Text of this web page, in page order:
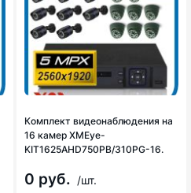
Комплект видеонаблюдения на
16 камер XMEye-
KIT1625AHD750PB/310PG-16.
0 руб. /шт.